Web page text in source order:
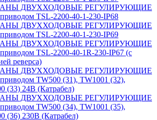
ДВУХХОДОВЫЕ РЕГУЛИРУЮЩИЕ
TSL-2200-40-1-230-IP68
ДВУХХОДОВЫЕ РЕГУЛИРУЮЩИЕ
TSL-2200-40-1-230-IP69
ДВУХХОДОВЫЕ РЕГУЛИРУЮЩИЕ
TSL-2200-40-1R-230-IP67 (с
реверса)
ДВУХХОДОВЫЕ РЕГУЛИРУЮЩИЕ
TW500 (31), TW1001 (32),
(33) 24В (Катрабел)
ДВУХХОДОВЫЕ РЕГУЛИРУЮЩИЕ
TW500 (34), TW1001 (35),
(36) 230В (Катрабел)